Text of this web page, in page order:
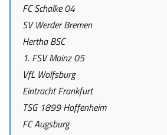
FC Schalke 04
SV Werder Bremen
Hertha BSC
1. FSV Mainz 05
VfL Wolfsburg
Eintracht Frankfurt
TSG 1899 Hoffenheim
FC Augsburg